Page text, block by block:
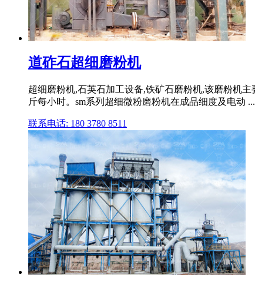
道砟石超细磨粉机
超细磨粉机,石英石加工设备,铁矿石磨粉机,该磨粉机
斤每小时。sm系列超细微粉磨粉机在成品细度及电动 ...
联系电话: 180 3780 8511